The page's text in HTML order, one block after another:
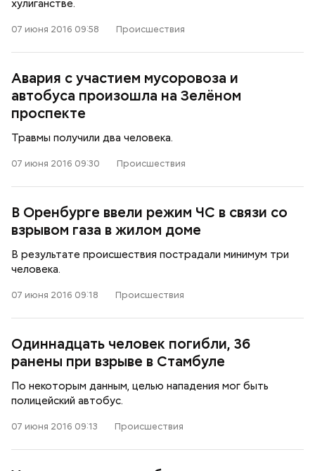
хулиганстве.
07 июня 2016 09:58 Происшествия
Авария с участием мусоровоза и
автобуса произошла на Зелёном
проспекте
Травмы получили два человека.
07 июня 2016 09:30 Происшествия
В Оренбурге ввели режим ЧС в связи со
взрывом газа в жилом доме
В результате происшествия пострадали минимум три
человека.
07 июня 2016 09:18 Происшествия
Одиннадцать человек погибли, 36
ранены при взрыве в Стамбуле
По некоторым данным, целью нападения мог быть
полицейский автобус.
07 июня 2016 09:13 Происшествия